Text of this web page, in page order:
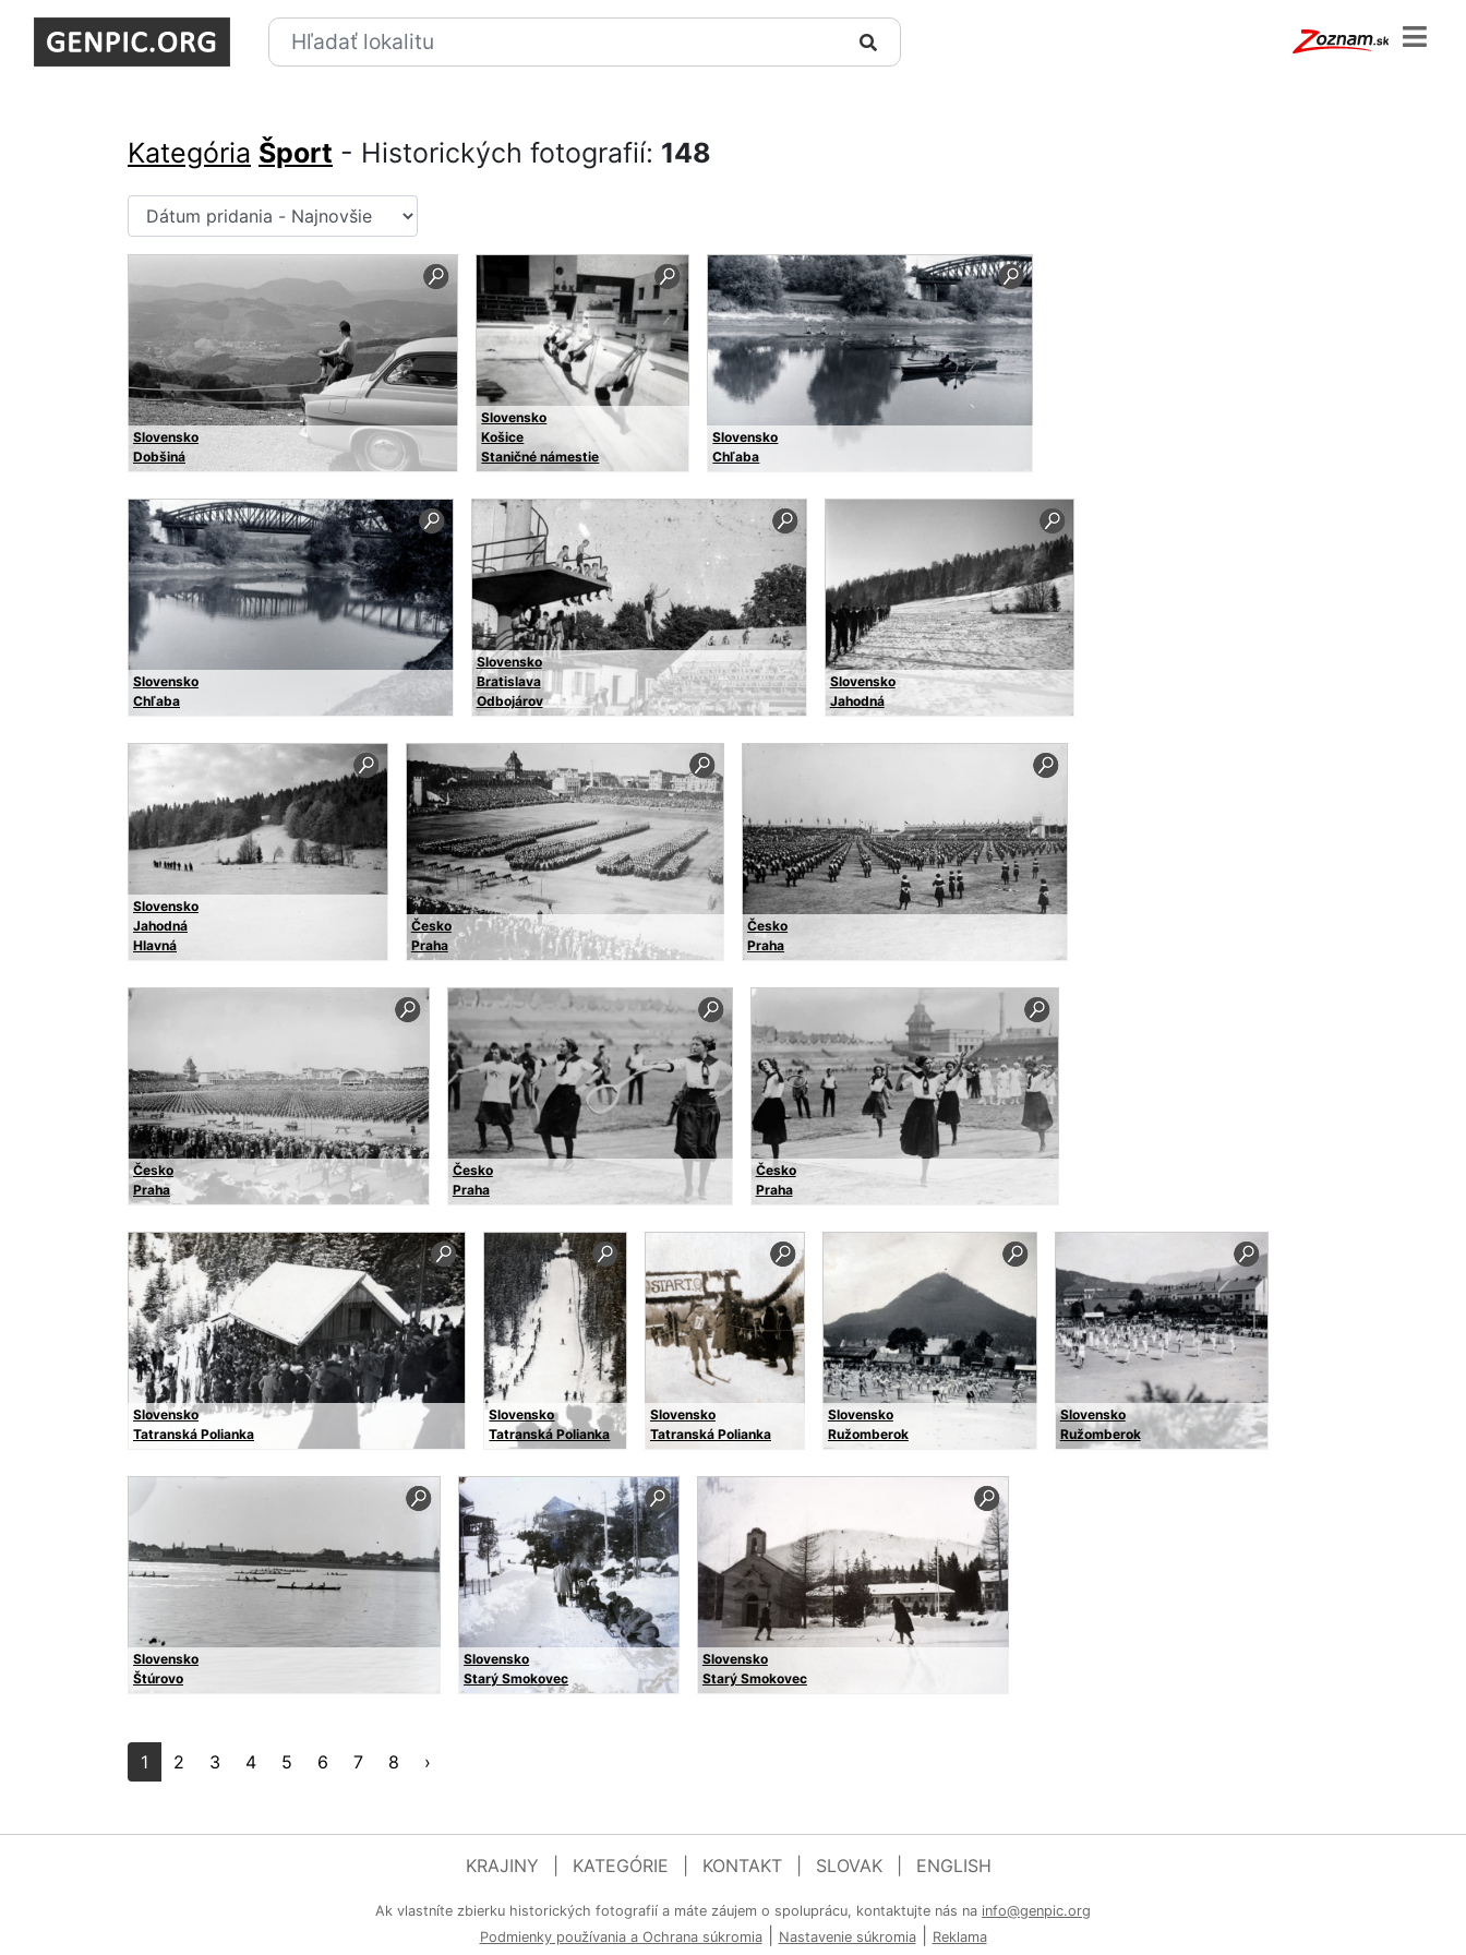
Kategória Šport - Historických fotografií: 148
Slovensko
Dobšiná
Slovensko
Košice
Staničné námestie
Slovensko
Chľaba
Slovensko
Chľaba
Slovensko
Bratislava
Odbojárov
Slovensko
Jahodná
Slovensko
Jahodná
Hlavná
Česko
Praha
Česko
Praha
Česko
Praha
Česko
Praha
Česko
Praha
Slovensko
Tatranská Polianka
Slovensko
Tatranská Polianka
Slovensko
Tatranská Polianka
Slovensko
Ružomberok
Slovensko
Ružomberok
Slovensko
Štúrovo
Slovensko
Starý Smokovec
Slovensko
Starý Smokovec
1 2 3 4 5 6 7 8 ›
KRAJINY KATEGÓRIE KONTAKT SLOVAK ENGLISH
Ak vlastníte zbierku historických fotografií a máte záujem o spoluprácu, kontaktujte nás na info@genpic.org
Podmienky používania a Ochrana súkromia| Nastavenie súkromia| Reklama